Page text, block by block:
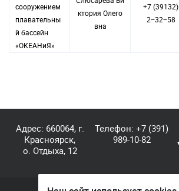
сооружением
плавательны
й бассейн
«ОКЕАНиЯ»
ктория Олего
вна
+7 (39132)
2−32−58
Адрес: 660064, г.
Красноярск,
о. Отдыха, 12
Телефон:+7 (391)
989-10-82